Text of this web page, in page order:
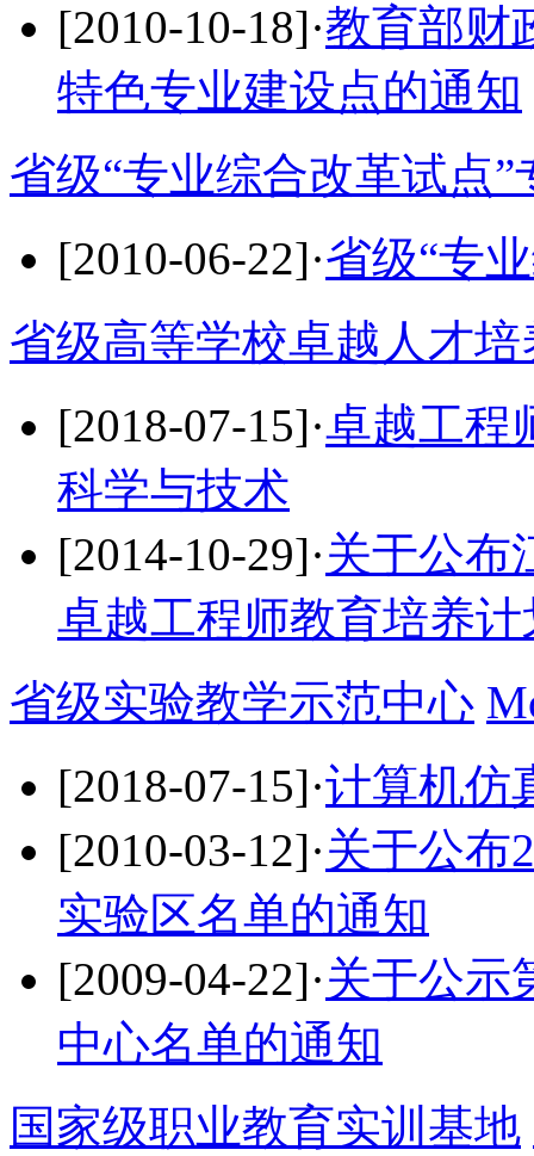
[2010-10-18]·教育部财
特色专业建设点的通知
省级“专业综合改革试点”
[2010-06-22]·省级“专
省级高等学校卓越人才
[2018-07-15]·卓越工程
科学与技术
[2014-10-29]·关于公布
卓越工程师教育培养
省级实验教学示范中心
[2018-07-15]·计算机仿
[2010-03-12]·关于公布
实验区名单的通知
[2009-04-22]·关于公示
中心名单的通知
国家级职业教育实训基地